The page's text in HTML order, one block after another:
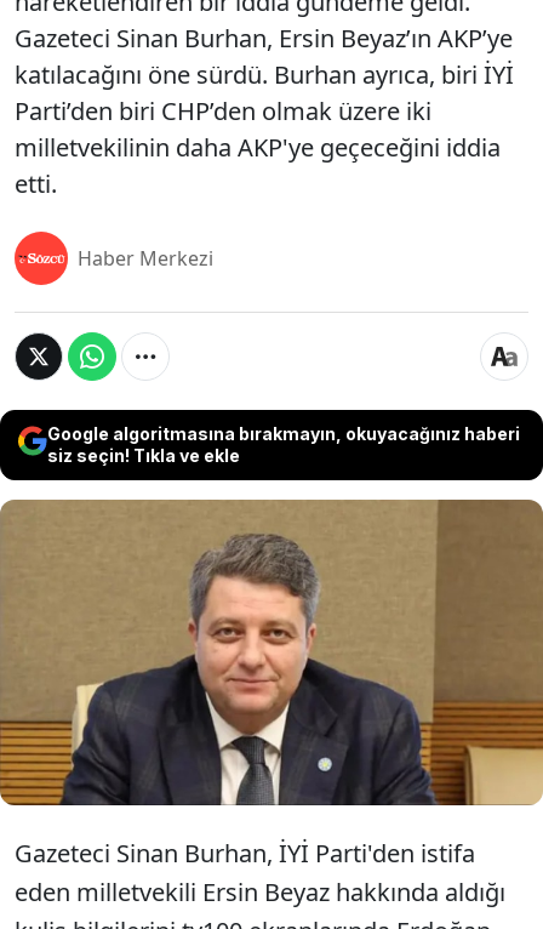
Gazeteci Sinan Burhan, Ersin Beyaz’ın AKP’ye
katılacağını öne sürdü. Burhan ayrıca, biri İYİ
Parti’den biri CHP’den olmak üzere iki
milletvekilinin daha AKP'ye geçeceğini iddia
etti.
Haber Merkezi
Google algoritmasına bırakmayın, okuyacağınız haberi
siz seçin! Tıkla ve ekle
İYİ Parti’de dikkat çeken bir istifa yaşandı. İstanbul
Milletvekili ve Kurucu İl Başkanı Ersin Beyaz,
partisinden ayrıldığını duyurdu. İstifanın ardından
Ankara kulislerini hareketlendiren bir iddia
gündeme geldi. Gazeteci Sinan Burhan, Ersin
Beyaz’ın AKP’ye katılacağını öne sürdü. Burhan
ayrıca, biri İYİ Parti’den biri CHP’den olmak üzere iki
milletvekilinin daha AKP'ye geçeceğini iddia etti.
Gazeteci Sinan Burhan, İYİ Parti'den istifa
eden milletvekili Ersin Beyaz hakkında aldığı